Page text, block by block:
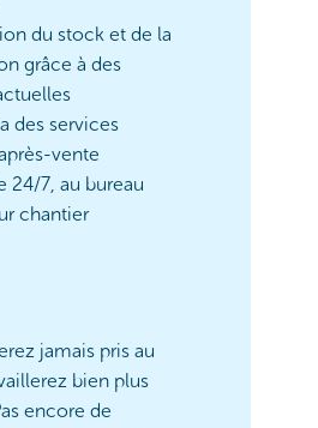
du stock et de la
grâce à des
des services
vente
24/7, au bureau
chantier
jamais pris au
bien plus
encore de